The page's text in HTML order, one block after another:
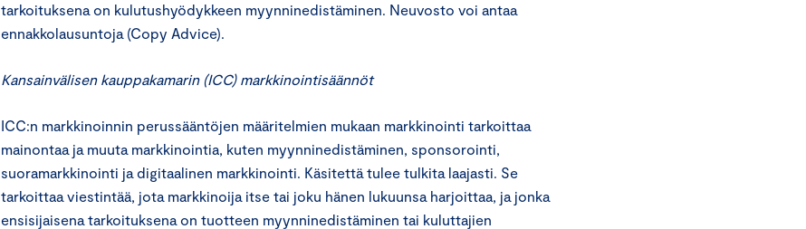
tarkoituksena on kulutushyödykkeen myynninedistäminen. Neuvosto voi antaa
ennakkolausuntoja (Copy Advice).
Kansainvälisen kauppakamarin (ICC) markkinointisäännöt
ICC:n markkinoinnin perussääntöjen määritelmien mukaan markkinointi tarkoittaa
mainontaa ja muuta markkinointia, kuten myynninedistäminen, sponsorointi,
suoramarkkinointi ja digitaalinen markkinointi. Käsitettä tulee tulkita laajasti. Se
tarkoittaa viestintää, jota markkinoija itse tai joku hänen lukuunsa harjoittaa, ja jonka
ensisijaisena tarkoituksena on tuotteen myynninedistäminen tai kuluttajien